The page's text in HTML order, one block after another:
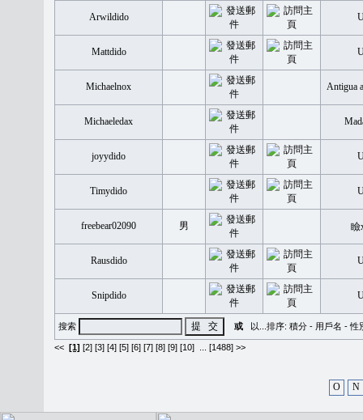
Arwildido
Mattdido
Michaelnox Antigua
Michaeledax
joyydido
Timydido
freebear02090 男
Rausdido
Snipdido
搜索 或 以...排序: 積分 - 用戶名 -性
<< [1] [2] [3] [4] [5] [6] [7] [8] [9] [10] [1488] >>
O N